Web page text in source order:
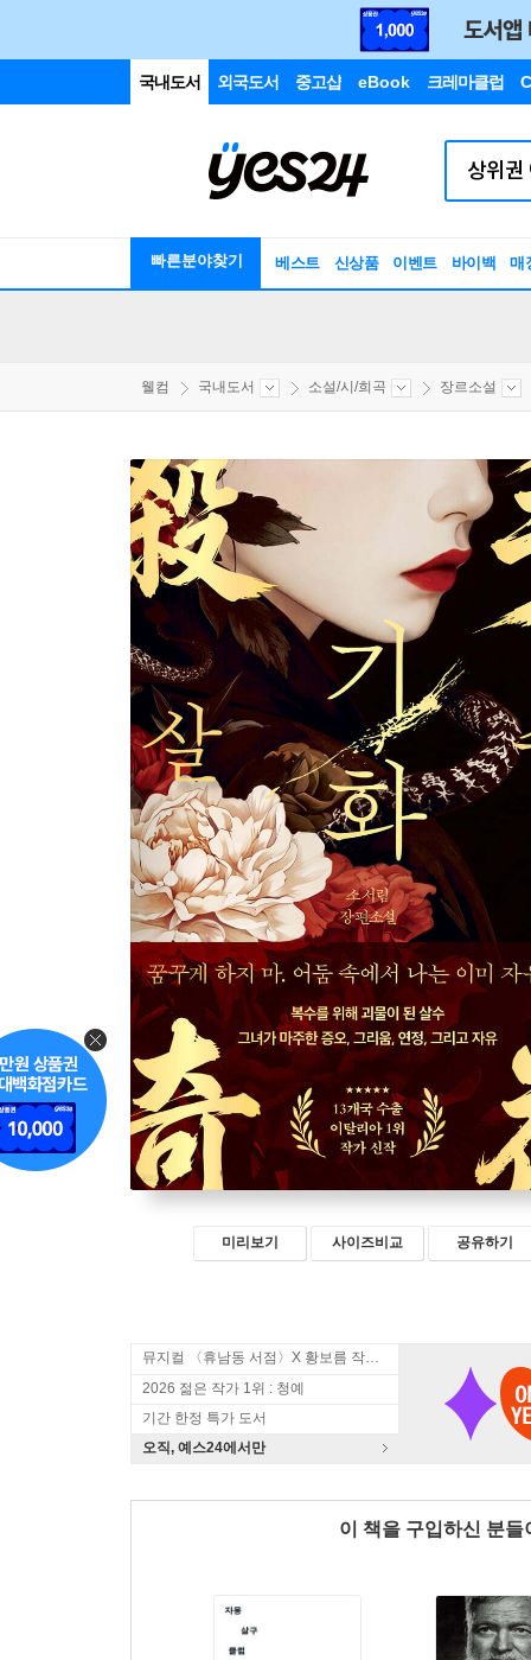
국내도서 외국도서 중고샵 eBook 크레마클럽
빠른분야찾기 베스트 신상품 이벤트 바이백 매
웰컴 국내도서 소설/시/희곡 장르소설
미리보기 사이즈비교 공유하기
뮤지컬 〈휴남동 서점〉X 황보름 작가 북토크
2026 젊은 작가 1위 : 청예
기간 한정 특가 도서
오직, 예스24에서만
이 책을 구입하신 분